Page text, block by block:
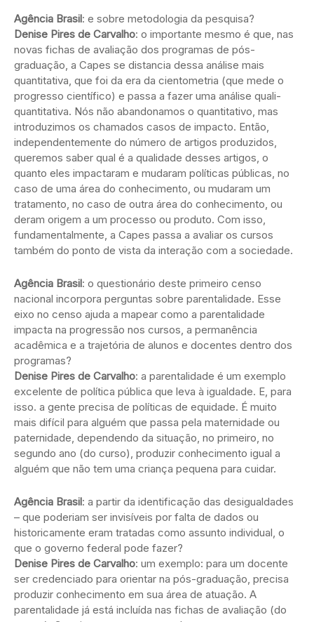
Agência Brasil: e sobre metodologia da pesquisa?
Denise Pires de Carvalho: o importante mesmo é que, nas
novas fichas de avaliação dos programas de pós-
graduação, a Capes se distancia dessa análise mais
quantitativa, que foi da era da cientometria (que mede o
progresso científico) e passa a fazer uma análise quali-
quantitativa. Nós não abandonamos o quantitativo, mas
introduzimos os chamados casos de impacto. Então,
independentemente do número de artigos produzidos,
queremos saber qual é a qualidade desses artigos, o
quanto eles impactaram e mudaram políticas públicas, no
caso de uma área do conhecimento, ou mudaram um
tratamento, no caso de outra área do conhecimento, ou
deram origem a um processo ou produto. Com isso,
fundamentalmente, a Capes passa a avaliar os cursos
também do ponto de vista da interação com a sociedade.
Agência Brasil: o questionário deste primeiro censo
nacional incorpora perguntas sobre parentalidade. Esse
eixo no censo ajuda a mapear como a parentalidade
impacta na progressão nos cursos, a permanência
acadêmica e a trajetória de alunos e docentes dentro dos
programas?
Denise Pires de Carvalho: a parentalidade é um exemplo
excelente de política pública que leva à igualdade. E, para
isso. a gente precisa de políticas de equidade. É muito
mais difícil para alguém que passa pela maternidade ou
paternidade, dependendo da situação, no primeiro, no
segundo ano (do curso), produzir conhecimento igual a
alguém que não tem uma criança pequena para cuidar.
Agência Brasil: a partir da identificação das desigualdades
– que poderiam ser invisíveis por falta de dados ou
historicamente eram tratadas como assunto individual, o
que o governo federal pode fazer?
Denise Pires de Carvalho: um exemplo: para um docente
ser credenciado para orientar na pós-graduação, precisa
produzir conhecimento em sua área de atuação. A
parentalidade já está incluída nas fichas de avaliação (do